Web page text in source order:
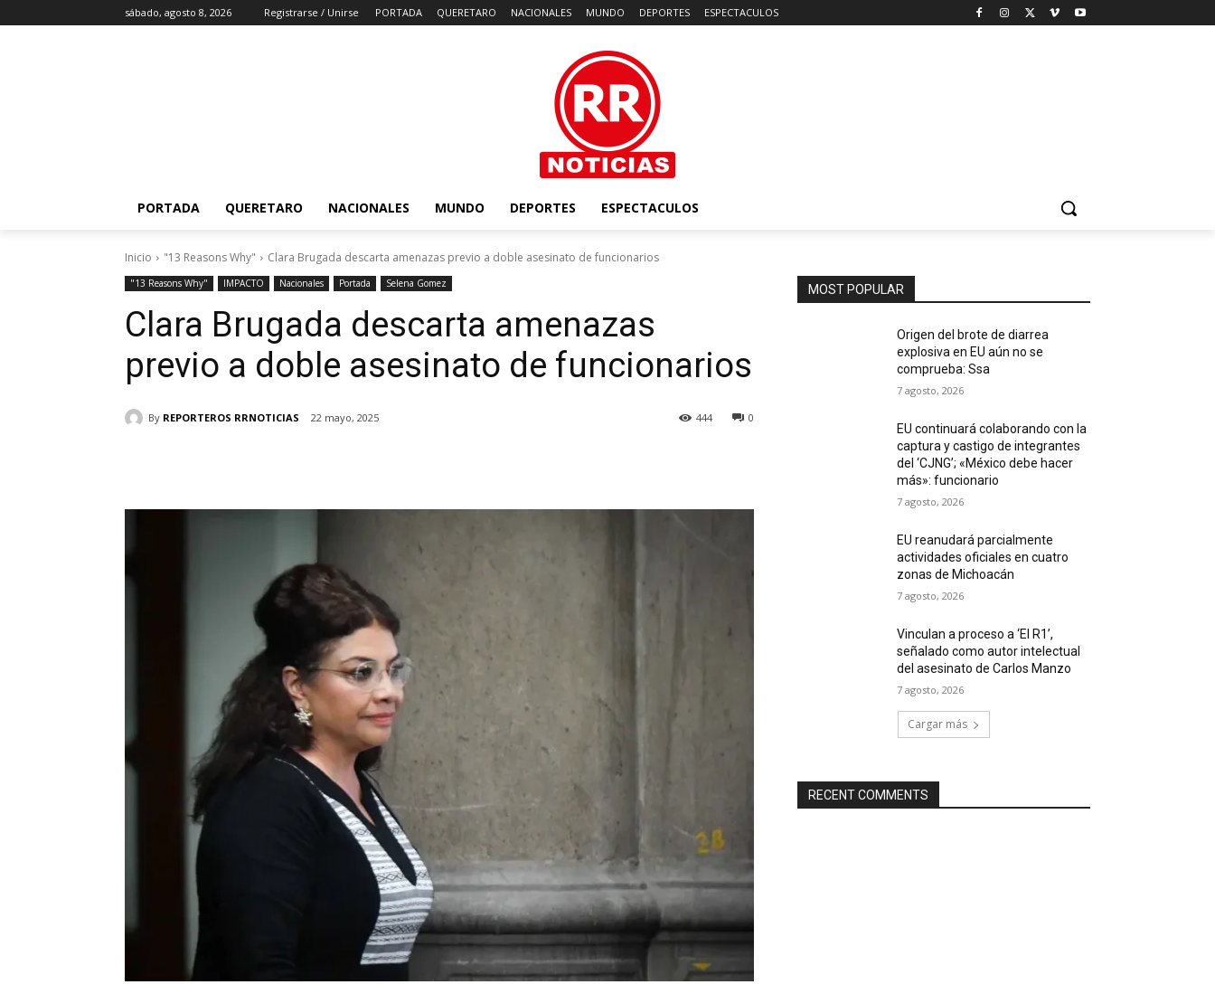
sábado, agosto 8, 2026 Registrarse / Unirse PORTADA QUERETARO NACIONALES MUNDO DEPORTES ESPECTACULOS
PORTADA QUERETARO NACIONALES MUNDO DEPORTES ESPECTACULOS
Inicio "13 Reasons Why" Clara Brugada descarta amenazas previo a doble asesinato de funcionarios
"13 Reasons Why" IMPACTO Nacionales Portada Selena Gomez
Clara Brugada descarta amenazas
previo a doble asesinato de funcionarios
By REPORTEROS RRNOTICIAS 22 mayo, 2025 0
444
MOST POPULAR
Origen del brote de diarrea
explosiva en EU aún no se
comprueba: Ssa
7 agosto, 2026
EU continuará colaborando con la
captura y castigo de integrantes
del ‘CJNG’; «México debe hacer
más»: funcionario
7 agosto, 2026
EU reanudará parcialmente
actividades oficiales en cuatro
zonas de Michoacán
7 agosto, 2026
Vinculan a proceso a ‘El R1’,
señalado como autor intelectual
del asesinato de Carlos Manzo
7 agosto, 2026
Cargar más
RECENT COMMENTS